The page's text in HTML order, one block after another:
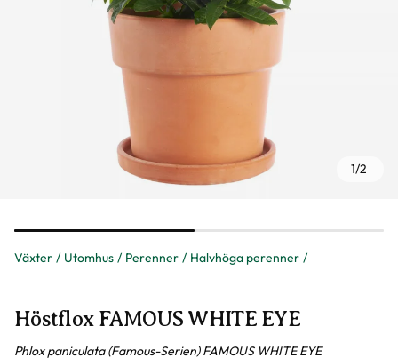
Växter Utomhus Perenner Halvhöga perenner
1/2
Höstflox FAMOUS WHITE EYE
Phlox paniculata (Famous-Serien) FAMOUS WHITE EYE